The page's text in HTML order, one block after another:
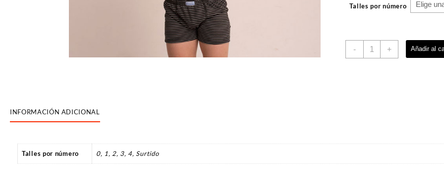
Talles por número
-
BOXER+ Añadir al
INFORMACIÓN ADICIONAL
Talles por número 0, 1, 2, 3, 4, Surtido